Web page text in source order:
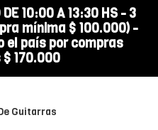
10:00 A 13:30 HS - 3
mínima $ 100.000) -
el país por compras
170.000
Guitarras